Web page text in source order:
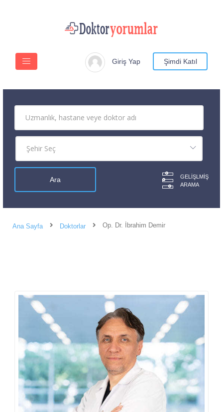
Giriş Yap Şimdi Katıl
GELIŞLMIŞ
ARAMA
Ana Sayfa Doktorlar Op. Dr. İbrahim Demir